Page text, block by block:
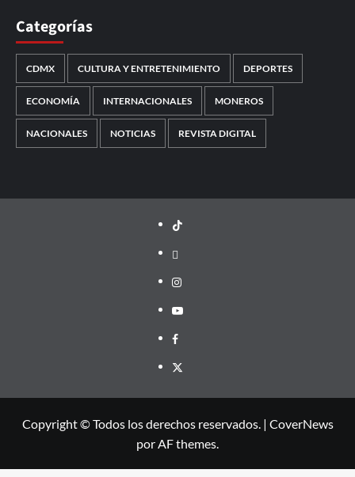
Categorías
CDMX CULTURA Y ENTRETENIMIENTO DEPORTES
ECONOMÍA INTERNACIONALES MONEROS
NACIONALES NOTICIAS REVISTA DIGITAL
TikTok
threads
Instagram
Youtube
Facebook
X
Copyright © Todos los derechos reservados. | CoverNews
por AF themes.